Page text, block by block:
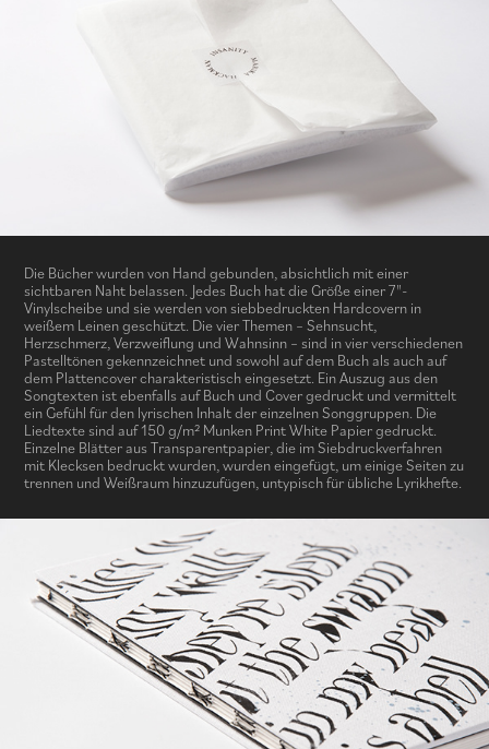
Die Bücher wurden von Hand gebunden, absichtlich mit einer
sichtbaren Naht belassen. Jedes Buch hat die Größe einer 7"-
Vinylscheibe und sie werden von siebbedruckten Hardcovern in
weißem Leinen geschützt. Die vier Themen – Sehnsucht,
Herzschmerz, Verzweiflung und Wahnsinn – sind in vier verschiedenen
Pastelltönen gekennzeichnet und sowohl auf dem Buch als auch auf
dem Plattencover charakteristisch eingesetzt. Ein Auszug aus den
Songtexten ist ebenfalls auf Buch und Cover gedruckt und vermittelt
ein Gefühl für den lyrischen Inhalt der einzelnen Songgruppen. Die
Liedtexte sind auf 150 g/m² Munken Print White Papier gedruckt.
Einzelne Blätter aus Transparentpapier, die im Siebdruckverfahren
mit Klecksen bedruckt wurden, wurden eingefügt, um einige Seiten zu
trennen und Weißraum hinzuzufügen, untypisch für übliche Lyrikhefte.